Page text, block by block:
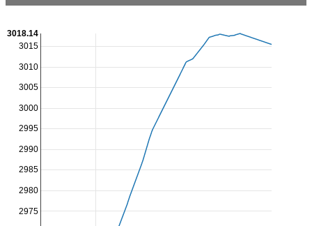
2975
2980
2985
2990
2995
3000
3005
3010
3015
3018.14